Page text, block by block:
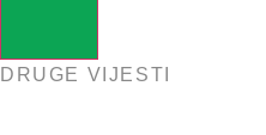
DRUGE VIJESTI